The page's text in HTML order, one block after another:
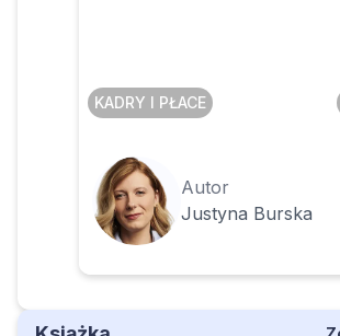
KADRY I PŁACE
Autor
Justyna Burska